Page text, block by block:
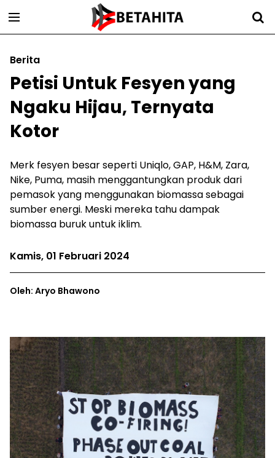
Berita
Petisi Untuk Fesyen yang
Ngaku Hijau, Ternyata
Kotor
Merk fesyen besar seperti Uniqlo, GAP, H&M, Zara,
Nike, Puma, masih menggantungkan produk dari
pemasok yang menggunakan biomassa sebagai
sumber energi. Meski mereka tahu dampak
biomassa buruk untuk iklim.
Kamis, 01 Februari 2024
Oleh: Aryo Bhawono